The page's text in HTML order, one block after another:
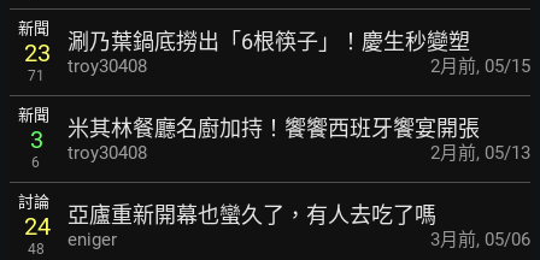
新聞
23
71
涮乃葉鍋底撈出「6根筷子」！慶生秒變塑
troy30408 2月前, 05/15
新聞
3
6
米其林餐廳名廚加持！饗饗西班牙饗宴開張
troy30408 2月前, 05/13
討論
24
48
亞廬重新開幕也蠻久了，有人去吃了嗎
eniger 3月前, 05/06